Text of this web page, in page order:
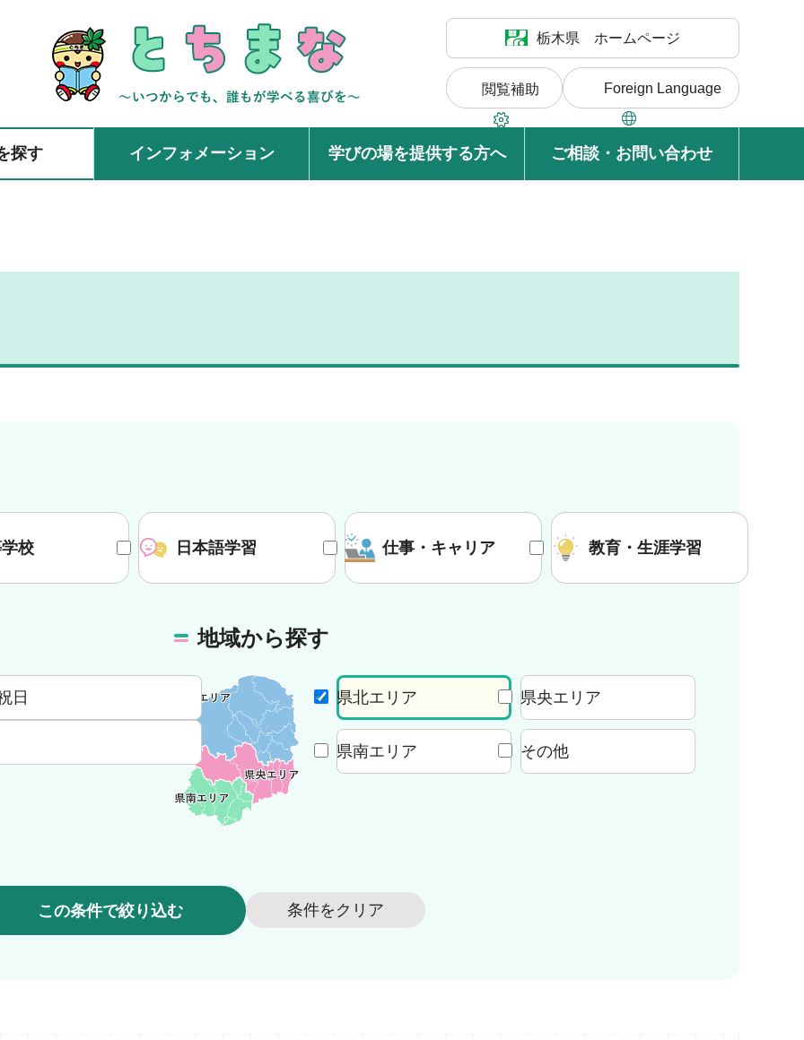
栃木県 ホームページ
閲覧補助 Foreign Language
探す インフォメーション 学びの場を提供する方へ ご相談・お問い合わせ
校 日本語学習 仕事・キャリア 教育・生涯学習
日
地域から探す
県北エリア 県央エリア
県南エリア その他